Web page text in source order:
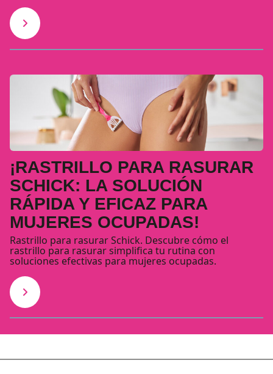
¡RASTRILLO PARA RASURAR
SCHICK: LA SOLUCIÓN
RÁPIDA Y EFICAZ PARA
MUJERES OCUPADAS!
Rastrillo para rasurar Schick. Descubre cómo el
rastrillo para rasurar simplifica tu rutina con
soluciones efectivas para mujeres ocupadas.